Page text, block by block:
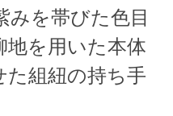
みを帯びた色目
地を用いた本体
た組紐の持ち手